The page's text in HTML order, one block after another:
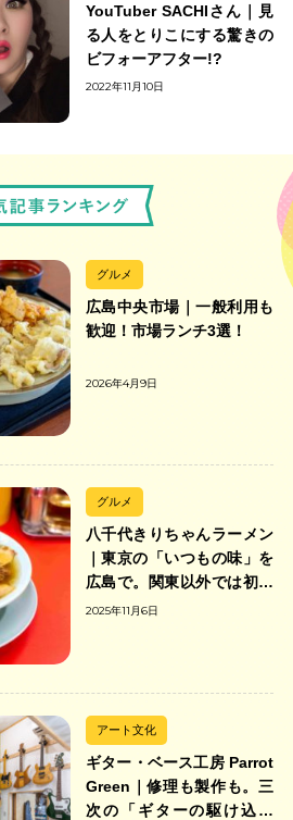
YouTuber SACHIさん｜見
る人をとりこにする驚きの
ビフォーアフター!?
2022年11月10日
グルメ
広島中央市場｜一般利用も
歓迎！市場ランチ3選！
2026年4月9日
グルメ
八千代きりちゃんラーメン
｜東京の「いつもの味」を
広島で。関東以外では初の
「ちゃんのれん組合」加盟
2025年11月6日
アート文化
ギター・ベース工房 Parrot
Green｜修理も製作も。三
次の「ギターの駆け込み